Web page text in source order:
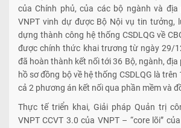
của Chính phủ, của các bộ ngành và địa
VNPT vinh dự được Bộ Nội vụ tin tưởng,
dựng thành công hệ thống CSDLQG về
được chính thức khai trương từ ngày 29/
đã hoàn thành kết nối tới 36 Bộ, ngành,
hồ sơ đồng bộ về hệ thống CSDLQG là
cả 2 phương án kết nối qua phần mềm và
Thực tế triển khai, Giải pháp Quản trị
VNPT CCVT 3.0 của VNPT – “core lõi”